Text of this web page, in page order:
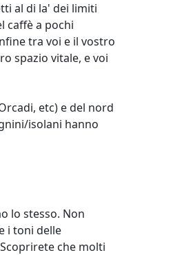
al di la' dei limiti
caffè a pochi
tra voi e il vostro
spazio vitale, e voi
etc) e del nord
isolani hanno
lo stesso. Non
i toni delle
che molti